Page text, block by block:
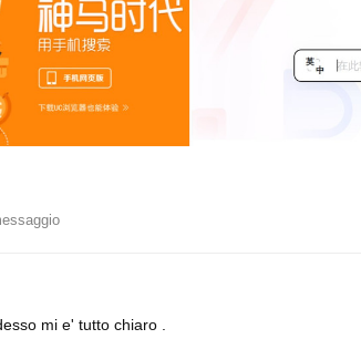
mi e' tutto chiaro .